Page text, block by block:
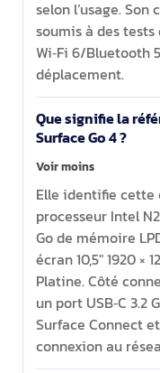
selon l’usage.
soumis à des
Wi‑Fi 6/Bluetooth
déplacement.
Que signifie la
Surface Go 4 ?
Voir moins
Elle identifie cette
processeur Intel
Go de mémoire
écran 10,5" 1920 ×
Platine. Côté
un port USB‑C 3.2
Surface Connect
connexion au